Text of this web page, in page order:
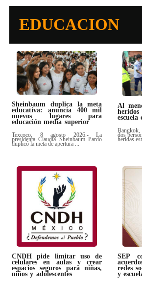
EDUCACION
Sheinbaum duplica la meta
educativa: anuncia 400 mil
nuevos lugares para
educación media superior
Texcoco, 8 agosto 2026.- La
presidenta Claudia Sheinbaum Pardo
duplicó la meta de apertura ...
Al
escuela
Bangkok,
dos
heridas
CNDH pide limitar uso de
celulares en aulas y crear
espacios seguros para niñas,
niños y adolescentes
SEP
redes
y